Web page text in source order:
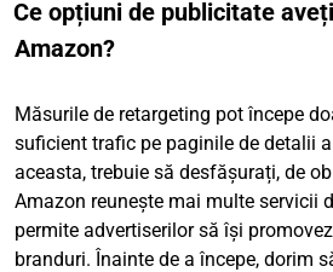
Ce opțiuni de publicitate
Amazon?
Măsurile de retargeting pot începe
suficient trafic pe paginile de detalii
aceasta, trebuie să desfășurați, de
Amazon reunește mai multe servicii
permite advertiserilor să își
branduri. Înainte de a începe, dorim